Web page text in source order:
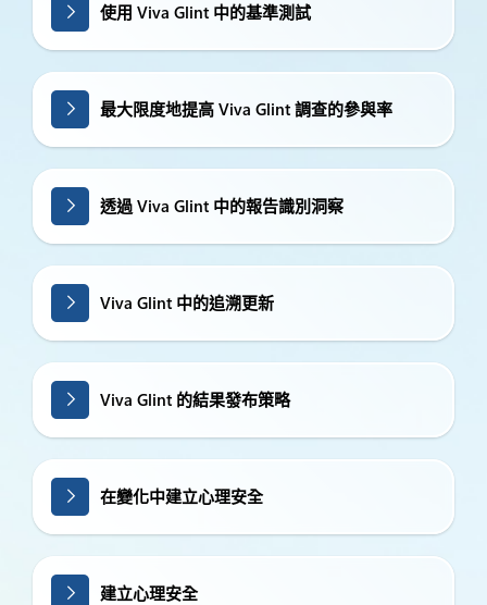
使用 Viva Glint 中的基準測試
最大限度地提高 Viva Glint 調查的參與率
透過 Viva Glint 中的報告識別洞察
Viva Glint 中的追溯更新
Viva Glint 的結果發布策略
在變化中建立心理安全
建立心理安全